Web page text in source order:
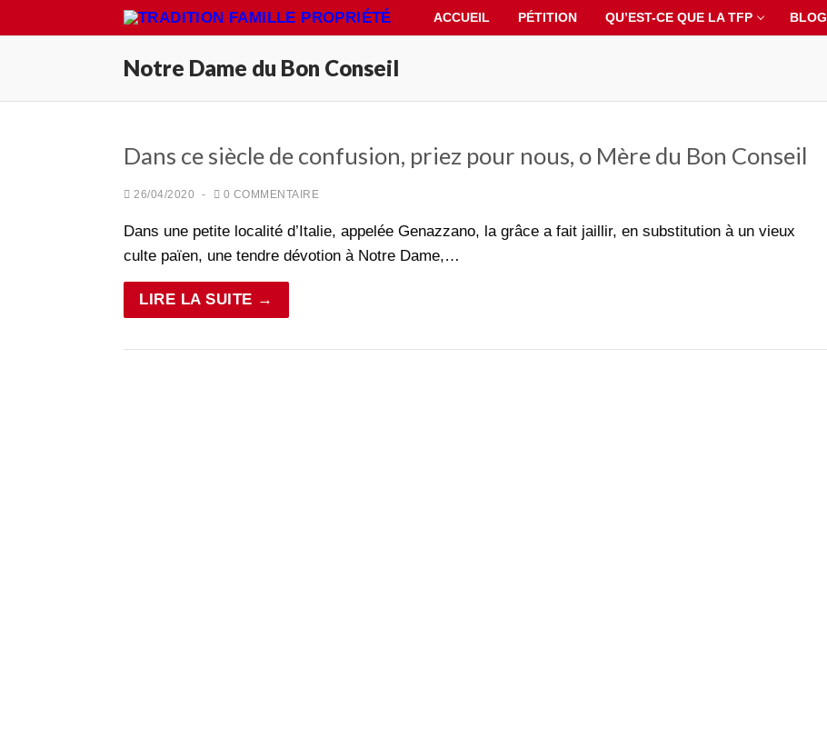
au
ACCUEIL PÉTITION QU’EST-CE QUE LA TFP BLOG
:
Accueil
Pétition
Qu’est-ce que la TFP
Notre Dame du Bon Conseil
Dans ce siècle de confusion, priez pour nous, o Mère du Bon Conseil
26/04/2020 - 0 COMMENTAIRE
Dans une petite localité d’Italie, appelée Genazzano, la grâce a fait jaillir, en substitution à un vieux
culte païen, une tendre dévotion à Notre Dame,…
LIRE LA SUITE →